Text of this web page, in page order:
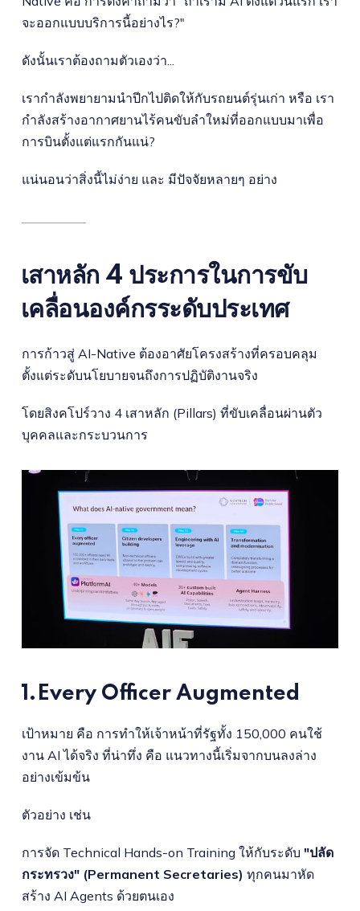
จะออกแบบบริการนี้อย่างไร?"
ดังนั้นเราต้องถามตัวเองว่า...
เรากำลังพยายามนำปีกไปติดให้กับรถยนต์รุ่นเก่า หรือ เรา
กำลังสร้างอากาศยานไร้คนขับลำใหม่ที่ออกแบบมาเพื่อ
การบินตั้งแต่แรกกันแน่?
แน่นอนว่าสิ่งนี้ไม่ง่าย และ มีปัจจัยหลายๆ อย่าง
เสาหลัก 4 ประการในการขับ
เคลื่อนองค์กรระดับประเทศ
การก้าวสู่ AI-Native ต้องอาศัยโครงสร้างที่ครอบคลุม
ตั้งแต่ระดับนโยบายจนถึงการปฏิบัติงานจริง
โดยสิงคโปร์วาง 4 เสาหลัก (Pillars) ที่ขับเคลื่อนผ่านตัว
บุคคลและกระบวนการ
1.Every Officer Augmented
เป้าหมาย คือ การทำให้เจ้าหน้าที่รัฐทั้ง 150,000 คนใช้
งาน AI ได้จริง ที่น่าทึ่ง คือ แนวทางนี้เริ่มจากบนลงล่าง
อย่างเข้มข้น
ตัวอย่าง เช่น
การจัด Technical Hands-on Training ให้กับระดับ "ปลัด
กระทรวง" (Permanent Secretaries) ทุกคนมาหัด
สร้าง AI Agents ด้วยตนเอง